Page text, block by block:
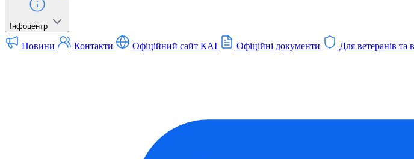
Інфоцентр
Новини Контакти Офіційний сайт КАІ Офіційні документи Для ветеранів та